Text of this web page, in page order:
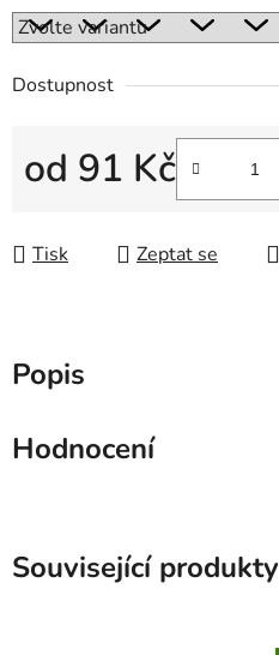
Dostupnost
od 91 Kč
Tisk Zeptat se
Popis
Hodnocení
Související produkty